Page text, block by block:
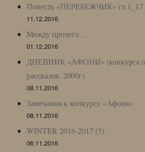
Повесть «ПЕРЕБЕЖЧИК» гл.1_17
11.12.2016
Между прочего…
01.12.2016
ДНЕВНИК «АФОНИ» (конкурса
рассказов, 2000г)
08.11.2016
Замечания к конкурсу «Афоня»
08.11.2016
WINTER 2016-2017 (5)
06.11.2016